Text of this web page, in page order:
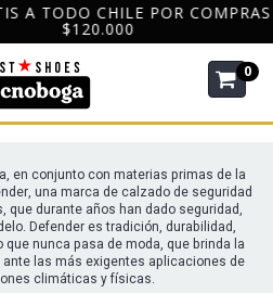
CHILE POR COMPRAS DESDE
$120.000
0
en conjunto con materias primas de la
una marca de calzado de seguridad
que durante años han dado seguridad,
Defender es tradición, durabilidad,
nunca pasa de moda, que brinda la
las más exigentes aplicaciones de
climáticas y físicas.